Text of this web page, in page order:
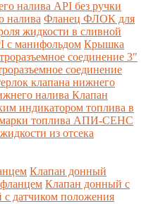
налива API без ручки
налива Фланец ФЛОК для
жидкости в сливной
с манифольдом Крышка
соединение 3"
соединение
клапана нижнего
налива Клапан
индикатором топлива в
топлива АПИ-СЕНС
из отсека
Клапан донный
Клапан донный с
датчиком положения